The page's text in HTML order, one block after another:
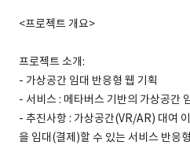
<프로젝트 개요>
프로젝트 소개:
- 가상공간 임대 반응형 웹 기획
- 서비스 : 메타버스 기반의 가상공간
- 추진사항 : 가상공간(VR/AR) 대여
을 임대(결제)할 수 있는 서비스 반응